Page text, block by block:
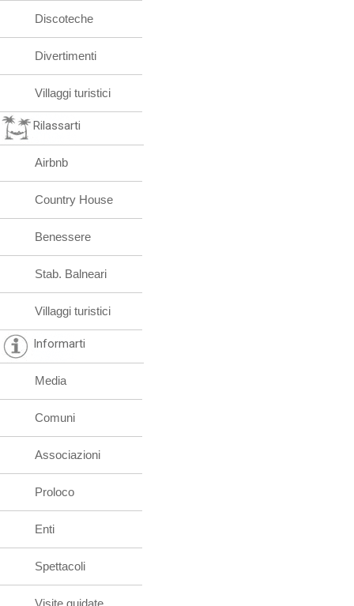
Discoteche
Divertimenti
Villaggi turistici
Rilassarti
Airbnb
Country House
Benessere
Stab. Balneari
Villaggi turistici
Informarti
Media
Comuni
Associazioni
Proloco
Enti
Spettacoli
Visite guidate